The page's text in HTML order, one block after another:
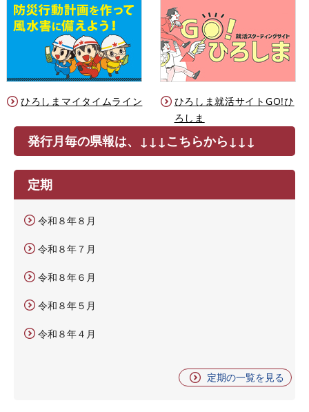
ひろしまマイタイムライン
ひろしま就活サイトGO!ひ
ろしま
発行月毎の県報は、↓↓↓こちらから↓↓↓
定期
令和８年８月
令和８年７月
令和８年６月
令和８年５月
令和８年４月
定期の一覧を見る